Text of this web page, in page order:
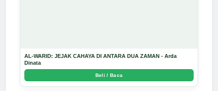
AL-WARID: JEJAK CAHAYA DI ANTARA DUA ZAMAN - Arda
Dinata
Beli / Baca